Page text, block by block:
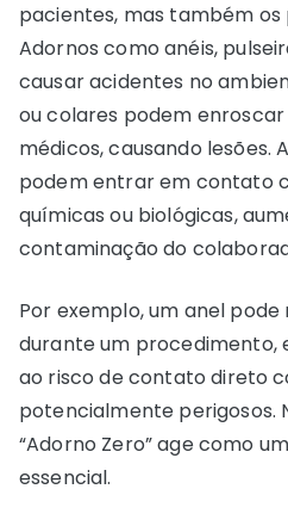
pacientes, mas também os
Adornos como anéis,
causar acidentes no
ou colares podem
médicos, causando lesões.
podem entrar em contato
químicas ou biológicas,
contaminação do
Por exemplo, um anel
durante um procedimento,
ao risco de contato direto
potencialmente perigosos.
“Adorno Zero” age como
essencial.